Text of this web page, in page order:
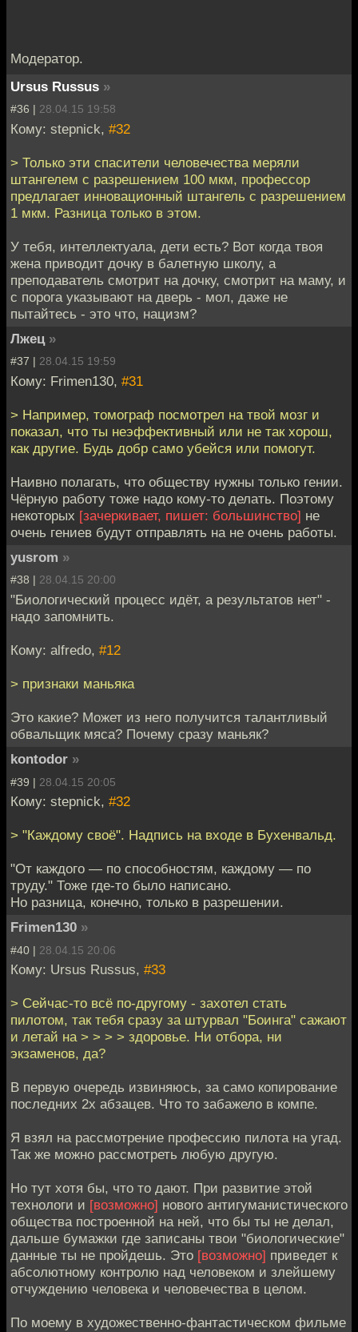
Модератор.
Ursus Russus »
#36 | 28.04.15 19:58
Кому: stepnick, #32
> Только эти спасители человечества меряли
штангелем с разрешением 100 мкм, профессор
предлагает инновационный штангель с разрешением
1 мкм. Разница только в этом.
У тебя, интеллектуала, дети есть? Вот когда твоя
жена приводит дочку в балетную школу, а
преподаватель смотрит на дочку, смотрит на маму, и
с порога указывают на дверь - мол, даже не
пытайтесь - это что, нацизм?
Лжец »
#37 | 28.04.15 19:59
Кому: Frimen130, #31
> Например, томограф посмотрел на твой мозг и
показал, что ты неэффективный или не так хорош,
как другие. Будь добр само убейся или помогут.
Наивно полагать, что обществу нужны только гении.
Чёрную работу тоже надо кому-то делать. Поэтому
некоторых [зачеркивает, пишет: большинство] не
очень гениев будут отправлять на не очень работы.
yusrom »
#38 | 28.04.15 20:00
"Биологический процесс идёт, а результатов нет" -
надо запомнить.
Кому: alfredo, #12
> признаки маньяка
Это какие? Может из него получится талантливый
обвальщик мяса? Почему сразу маньяк?
kontodor »
#39 | 28.04.15 20:05
Кому: stepnick, #32
> "Каждому своё". Надпись на входе в Бухенвальд.
"От каждого — по способностям, каждому — по
труду." Тоже где-то было написано.
Но разница, конечно, только в разрешении.
Frimen130 »
#40 | 28.04.15 20:06
Кому: Ursus Russus, #33
> Сейчас-то всё по-другому - захотел стать
пилотом, так тебя сразу за штурвал "Боинга" сажают
и летай на > > > > здоровье. Ни отбора, ни
экзаменов, да?
В первую очередь извиняюсь, за само копирование
последних 2х абзацев. Что то забажело в компе.
Я взял на рассмотрение профессию пилота на угад.
Так же можно рассмотреть любую другую.
Но тут хотя бы, что то дают. При развитие этой
технологи и [возможно] нового антигуманистического
общества построенной на ней, что бы ты не делал,
дальше бумажки где записаны твои "биологические"
данные ты не пройдешь. Это [возможно] приведет к
абсолютному контролю над человеком и злейшему
отчуждению человека и человечества в целом.
По моему в художественно-фантастическом фильме